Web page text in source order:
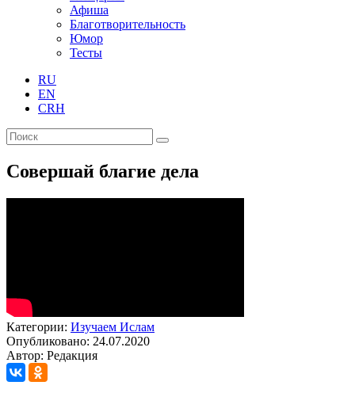
Афиша
Благотворительность
Юмор
Тесты
RU
EN
CRH
Совершай благие дела
Категории: Изучаем Ислам
Опубликовано: 24.07.2020
Автор: Редакция